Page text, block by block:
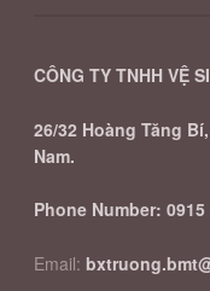
CÔNG TY TNHH VỆ
26/32 Hoàng Tăng
Nam.
Phone Number: 0915
Email: